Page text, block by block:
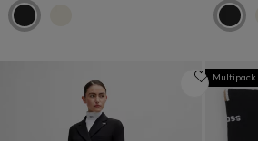
Multipack